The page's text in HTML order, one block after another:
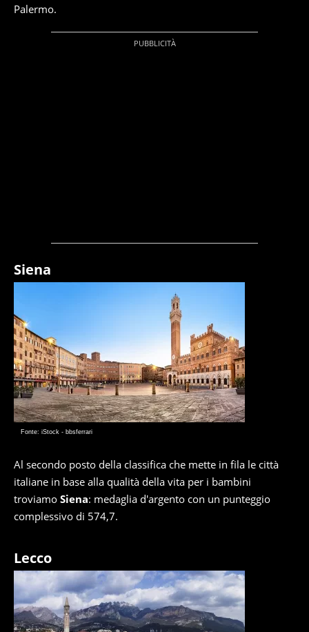
Palermo.
Siena
Fonte: iStock - bbsferrari
Al secondo posto della classifica che mette in fila le città
italiane in base alla qualità della vita per i bambini
troviamo Siena: medaglia d'argento con un punteggio
complessivo di 574,7.
Lecco